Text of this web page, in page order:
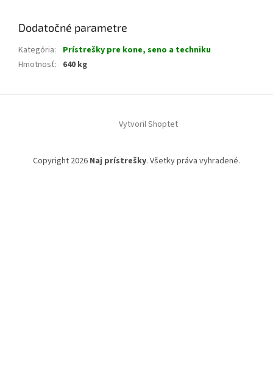
Dodatočné parametre
Kategória:
Prístrešky pre kone, seno a techniku
Hmotnosť: 640 kg
Vytvoril Shoptet
Copyright 2026 Naj prístrešky. Všetky práva vyhradené.